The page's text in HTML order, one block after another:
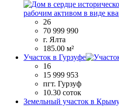
26
70 999 990
г. Ялта
185.00 м²
Участок в Гурзуфе
16
15 999 953
пгт. Гурзуф
10.30 соток
Земельный участок в